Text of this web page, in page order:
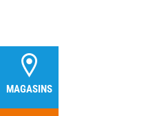
MAGASINS
MAGASINS